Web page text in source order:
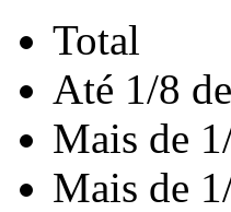
Total
Até 1/8
Mais de
Mais de